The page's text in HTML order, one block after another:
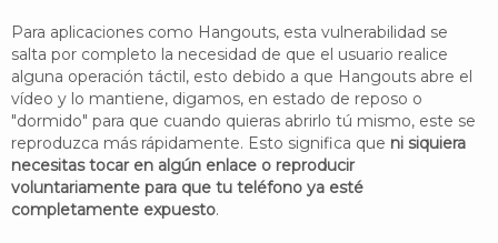
Para aplicaciones como Hangouts, esta vulnerabilidad se
salta por completo la necesidad de que el usuario realice
alguna operación táctil, esto debido a que Hangouts abre el
vídeo y lo mantiene, digamos, en estado de reposo o
"dormido" para que cuando quieras abrirlo tú mismo, este se
reproduzca más rápidamente. Esto significa que ni siquiera
necesitas tocar en algún enlace o reproducir
voluntariamente para que tu teléfono ya esté
completamente expuesto.